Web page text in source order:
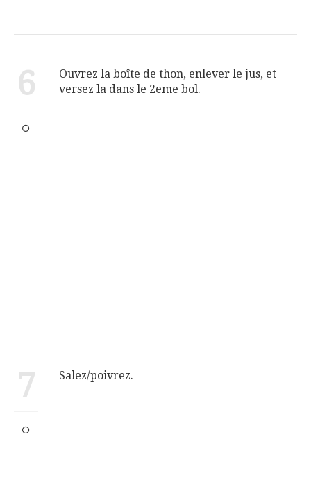
6
Ouvrez la boîte de thon, enlever le jus, et
versez la dans le 2eme bol.
7 Salez/poivrez.